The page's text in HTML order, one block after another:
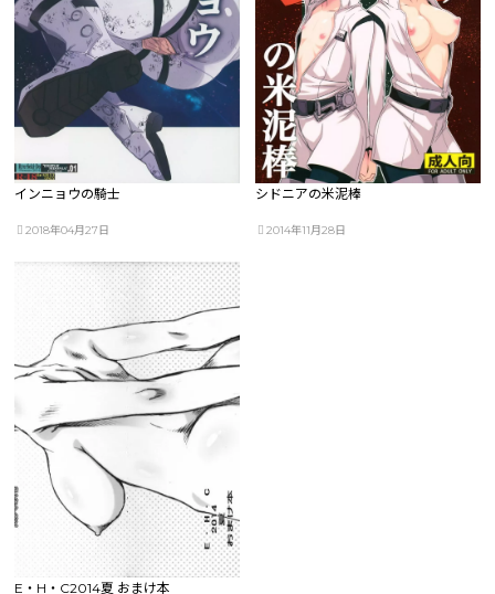
インニョウの騎士
2018年04月27日
シドニアの米泥棒
2014年11月28日
E・H・C2014夏 おまけ本